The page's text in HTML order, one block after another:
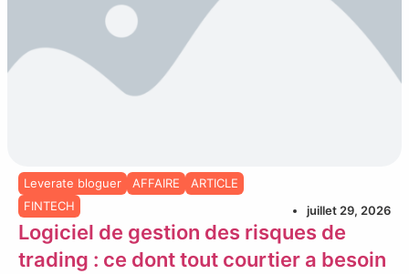
Leverate bloguer AFFAIRE
ARTICLE
FINTECH
juillet 29, 2026
Logiciel de gestion des risques de
trading : ce dont tout courtier a besoin